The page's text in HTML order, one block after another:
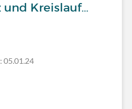
und Kreislauf…
05.01.24